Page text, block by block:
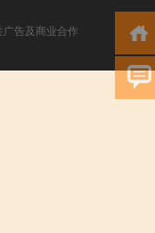
告及商业合作